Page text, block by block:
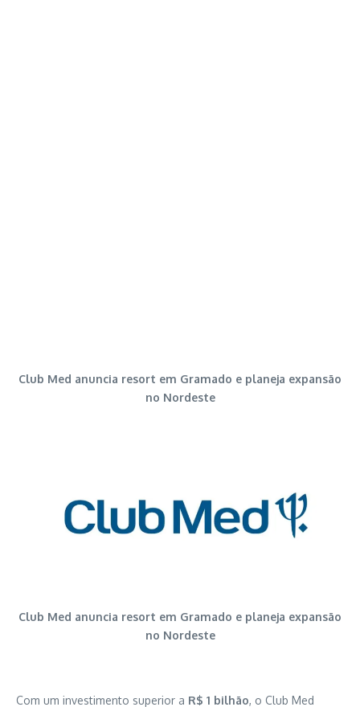
Club Med anuncia resort em Gramado e planeja expansão
no Nordeste
Club Med anuncia resort em Gramado e planeja expansão
no Nordeste
Com um investimento superior a R$ 1 bilhão, o Club Med